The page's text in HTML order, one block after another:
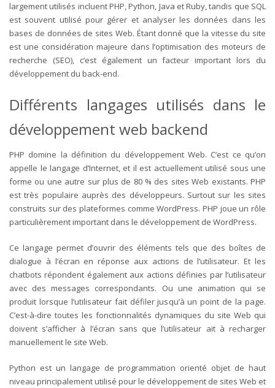
largement utilisés incluent PHP, Python, Java et Ruby, tandis que SQL
est souvent utilisé pour gérer et analyser les données dans les
bases de données de sites Web. Étant donné que la vitesse du site
est une considération majeure dans l’optimisation des moteurs de
recherche (SEO), c’est également un facteur important lors du
développement du back-end.
Différents langages utilisés dans le
développement web backend
PHP domine la définition du développement Web. C’est ce qu’on
appelle le langage d’Internet, et il est actuellement utilisé sous une
forme ou une autre sur plus de 80 % des sites Web existants. PHP
est très populaire auprès des développeurs. Surtout sur les sites
construits sur des plateformes comme WordPress. PHP joue un rôle
particulièrement important dans le développement de WordPress.
Ce langage permet d’ouvrir des éléments tels que des boîtes de
dialogue à l’écran en réponse aux actions de l’utilisateur. Et les
chatbots répondent également aux actions définies par l’utilisateur
avec des messages correspondants. Ou une animation qui se
produit lorsque l’utilisateur fait défiler jusqu’à un point de la page.
C’est-à-dire toutes les fonctionnalités dynamiques du site Web qui
doivent s’afficher à l’écran sans que l’utilisateur ait à recharger
manuellement le site Web.
Python est un langage de programmation orienté objet de haut
niveau principalement utilisé pour le développement de sites Web et